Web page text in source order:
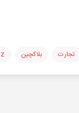
تجارت بلاکچین